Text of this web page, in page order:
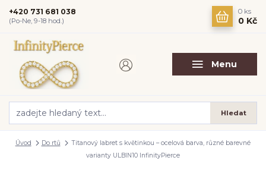
Menu
Hledat
+420 731 681 038
(Po-Ne, 9-18 hod.)
0 ks
0 Kč
Úvod Do rtů
Titanový labret s květinkou – ocelová barva, různé barevné
varianty ULBIN10 InfinityPierce